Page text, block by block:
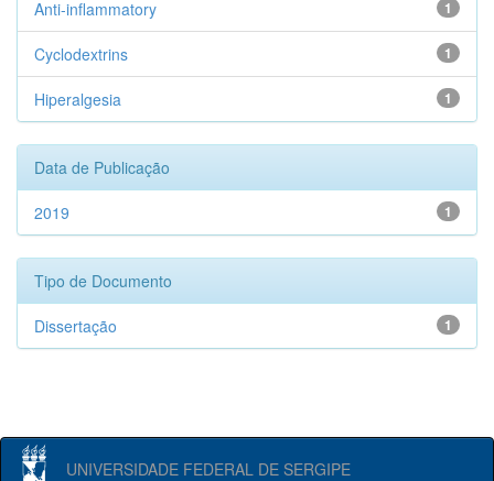
1
Anti-inflammatory
1
Cyclodextrins
1
Hiperalgesia
Data de Publicação
1
2019
Tipo de Documento
1
Dissertação
UNIVERSIDADE FEDERAL DE SERGIPE